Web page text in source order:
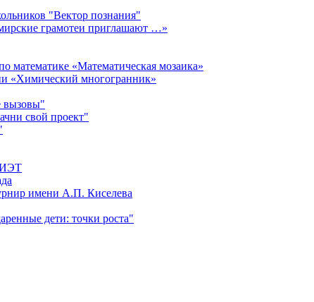
"Вектор познания"
грамотеи приглашают …»
математике «Математическая мозаика»
«Химический многогранник»
вызовы"
свой проект"
имени А.П. Киселева
дети: точки роста"